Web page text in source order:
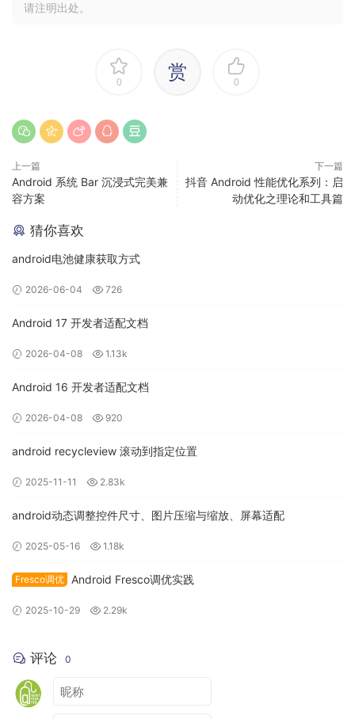
解码（Decode）：简单来说，就是对压缩的编码
频像素数据格式有 yuv。
色彩空间转换（Color Space Convert）：通常对
于图像显示器来说，它是通过 RGB 模型来显示
以节省带宽。因此在显示图像时就需要将 yuv 像
渲染（Render）：将前面已经解码和进行色彩空
请注明出处。
0 赏 0
上一篇
Android 系统 Bar 沉浸式完美兼
容方案
下一篇
抖音 Android 性能优化系列：启
动优化之理论和工具篇
猜你喜欢
android电池健康获取方式
2026-06-04 726
Android 17 开发者适配文档
2026-04-08 1.13k
Android 16 开发者适配文档
2026-04-08 920
android recycleview 滚动到指定位置
2025-11-11 2.83k
android动态调整控件尺寸、图片压缩与缩放、屏幕适配
2025-05-16 1.18k
Fresco调优 Android Fresco调优实践
2025-10-29 2.29k
评论 0